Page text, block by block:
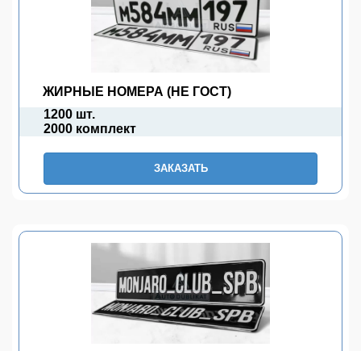
ЖИРНЫЕ НОМЕРА (НЕ ГОСТ)
1200 шт.
2000 комплект
ЗАКАЗАТЬ